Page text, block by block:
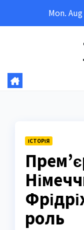
Mon.
ІСТОРІЯ
роль